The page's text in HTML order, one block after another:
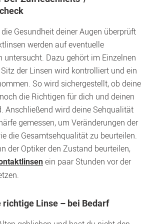
Gesundheit deiner Augen überprüft
werden auf eventuelle
untersucht. Dazu gehört im Einzelnen
der Linsen wird kontrolliert und ein
So wird sichergestellt, ob deine
die Richtigen für dich und deinen
Anschließend wird deine Sehqualität
gemessen, um Veränderungen der
die Gesamtsehqualität zu beurteilen.
der Optiker den Zustand beurteilen,
ein paar Stunden vor der
richtige Linse – bei Bedarf